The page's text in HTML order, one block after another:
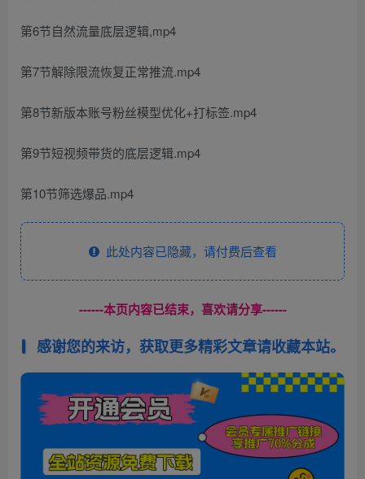
第6节自然流量底层逻辑,mp4
第7节解除限流恢复正常推流.mp4
第8节新版本账号粉丝模型优化+打标签.mp4
第9节短视频带货的底层逻辑.mp4
第10节筛选爆品.mp4
此处内容已隐藏，请付费后查看
------本页内容已结束，喜欢请分享------
感谢您的来访，获取更多精彩文章请收藏本站。